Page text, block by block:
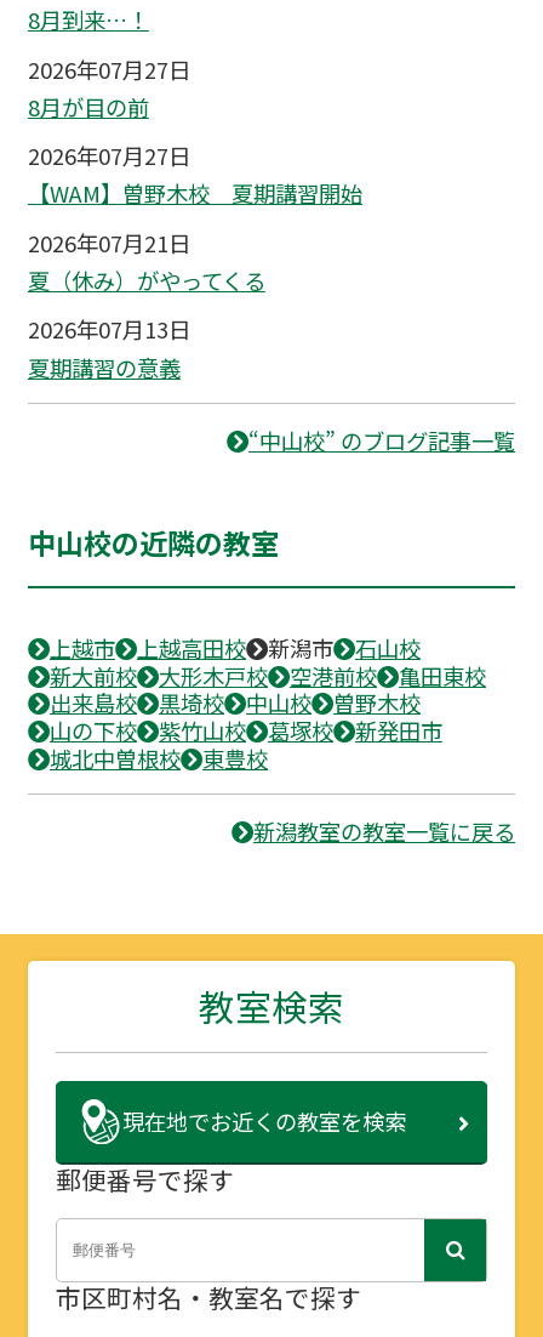
8月到来…！
2026年07月27日
8月が目の前
2026年07月27日
【WAM】曽野木校 夏期講習開始
2026年07月21日
夏（休み）がやってくる
2026年07月13日
夏期講習の意義
“中山校” のブログ記事一覧
中山校の近隣の教室
上越市 上越高田校 新潟市
石山校
新大前校
大形木戸校 空港前校
亀田東校
出来島校
黒埼校 中山校
曽野木校
山の下校
紫竹山校 葛塚校
新発田市
城北中曽根校
東豊校
新潟教室の教室一覧に戻る
教室検索
現在地でお近くの教室を検索
郵便番号で探す
市区町村名・教室名で探す